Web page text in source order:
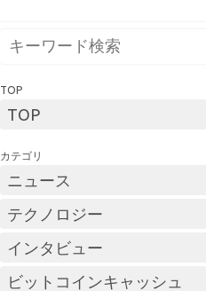
TOP
TOP
カテゴリ
ニュース
テクノロジー
インタビュー
ビットコインキャッシュ